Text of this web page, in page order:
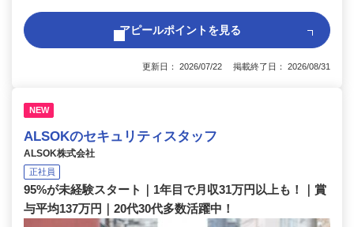
アピールポイントを見る
更新日： 2026/07/22 掲載終了日： 2026/08/31
NEW
ALSOKのセキュリティスタッフ
ALSOK株式会社
正社員
95%が未経験スタート｜1年目で月収31万円以上も！｜賞
与平均137万円｜20代30代多数活躍中！